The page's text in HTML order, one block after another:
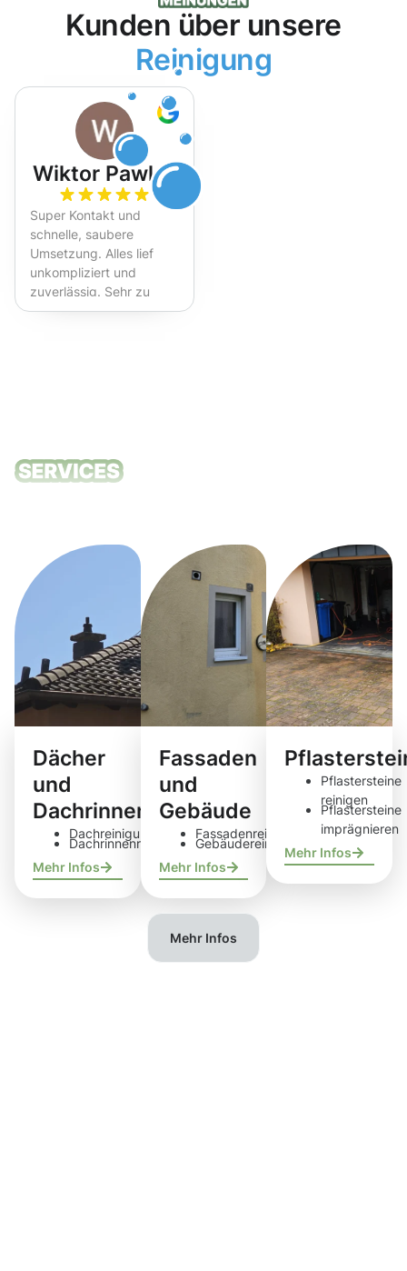
Kunden über unsere
Reinigung
Wiktor Pawlak
Super Kontakt und
schnelle, saubere
Umsetzung. Alles lief
unkompliziert und
zuverlässig. Sehr zu
empfehlen!
Dächer
und
Dachrinnen
Dachreinigung
Dachrinnenreinigung
Mehr Infos
Fassaden
und
Gebäude
Fassadenreinigung
Gebäudereinigung
Mehr Infos
Pflastersteine
reinigen
Pflastersteine
imprägnieren
Mehr Infos
Mehr Infos